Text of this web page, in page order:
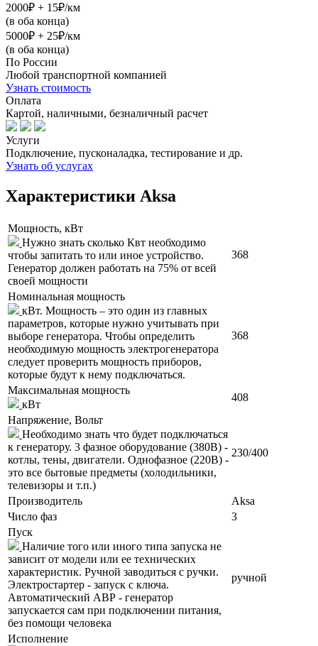
2000₽ + 15₽/км
(в оба конца)
5000₽ + 25₽/км
(в оба конца)
По России
Любой транспортной компанией
Узнать стоимость
Оплата
Картой, наличными, безналичный расчет
Услуги
Подключение, пусконаладка, тестирование и др.
Узнать об услугах
Характеристики Aksa
Мощность, кВт
Нужно знать сколько Квт необходимо
чтобы запитать то или иное устройство.
Генератор должен работать на 75% от всей
своей мощности
368
Номинальная мощность
кВт. Мощность – это один из главных
параметров, которые нужно учитывать при
выборе генератора. Чтобы определить
необходимую мощность электрогенератора
следует проверить мощность приборов,
которые будут к нему подключаться.
368
Максимальная мощность
кВт
408
Напряжение, Вольт
Необходимо знать что будет подключаться
к генератору. 3 фазное оборудование (380В) -
котлы, тены, двигатели. Однофазное (220В) -
это все бытовые предметы (холодильники,
телевизоры и т.п.)
230/400
Производитель
Aksa
Число фаз
3
Пуск
Наличие того или иного типа запуска не
зависит от модели или ее технических
характеристик. Ручной заводиться с ручки.
Электростартер - запуск с ключа.
Автоматический АВР - генератор
запускается сам при подключении питания,
без помощи человека
ручной
Исполнение